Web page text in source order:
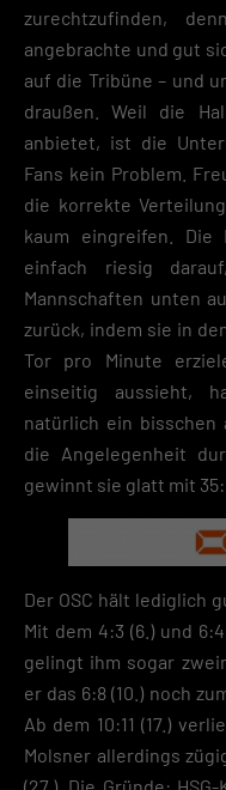
zurechtzufinden,
angebrachte und gut
auf die Tribüne – und
draußen. Weil die
anbietet, ist die
Fans kein Problem.
die korrekte
kaum eingreifen.
einfach riesig
Mannschaften unten
zurück, indem sie in
Tor pro Minute
einseitig aussieht,
natürlich ein bisschen
die Angelegenheit
gewinnt sie glatt mit
Der OSC hält lediglich
Mit dem 4:3 (6.) und
gelingt ihm sogar
er das 6:8 (10.) noch
Ab dem 10:11 (17.)
Molsner allerdings